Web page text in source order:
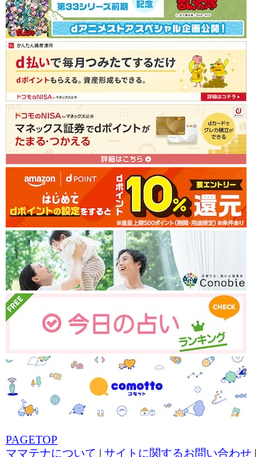
PAGETOP
ママテナについて | サイトに関するお問い合わせ |